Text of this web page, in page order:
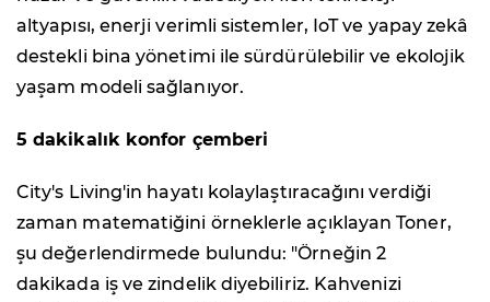
altyapısı, enerji verimli sistemler, IoT ve yapay zekâ
destekli bina yönetimi ile sürdürülebilir ve ekolojik
yaşam modeli sağlanıyor.
5 dakikalık konfor çemberi
City's Living'in hayatı kolaylaştıracağını verdiği
zaman matematiğini örneklerle açıklayan Toner,
şu değerlendirmede bulundu: "Örneğin 2
dakikada iş ve zindelik diyebiliriz. Kahvenizi